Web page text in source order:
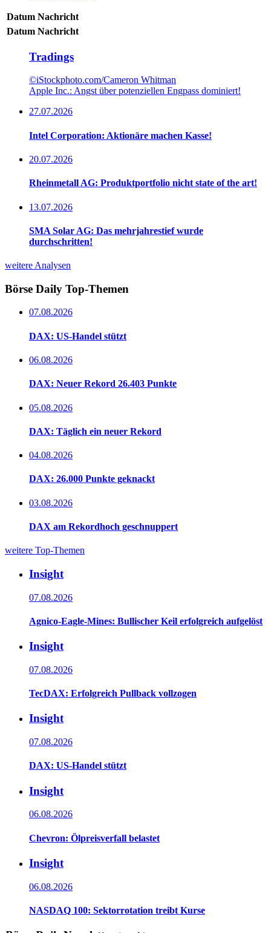
Datum Nachricht
Datum Nachricht
Tradings
©iStockphoto.com/Cameron Whitman
Apple Inc.: Angst über potenziellen Engpass dominiert!
27.07.2026
Intel Corporation: Aktionäre machen Kasse!
20.07.2026
Rheinmetall AG: Produktportfolio nicht state of the art!
13.07.2026
SMA Solar AG: Das mehrjahrestief wurde
durchschritten!
weitere Analysen
Börse Daily Top-Themen
07.08.2026
DAX: US-Handel stützt
06.08.2026
DAX: Neuer Rekord 26.403 Punkte
05.08.2026
DAX: Täglich ein neuer Rekord
04.08.2026
DAX: 26.000 Punkte geknackt
03.08.2026
DAX am Rekordhoch geschnuppert
weitere Top-Themen
Insight
07.08.2026
Agnico-Eagle-Mines: Bullischer Keil erfolgreich aufgelöst
Insight
07.08.2026
TecDAX: Erfolgreich Pullback vollzogen
Insight
07.08.2026
DAX: US-Handel stützt
Insight
06.08.2026
Chevron: Ölpreisverfall belastet
Insight
06.08.2026
NASDAQ 100: Sektorrotation treibt Kurse